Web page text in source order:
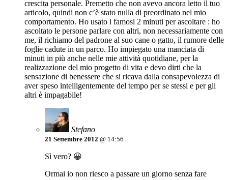
crescita personale. Premetto che non avevo ancora letto il tuo
articolo, quindi non c’è stato nulla di preordinato nel mio
comportamento. Ho usato i famosi 2 minuti per ascoltare : ho
ascoltato le persone parlare con altri, non necessariamente con
me, il richiamo del padrone al suo cane o gatto, il rumore delle
foglie cadute in un parco. Ho impiegato una manciata di
minuti in più anche nelle mie attività quotidiane, per la
realizzazione del mio progetto di vita e devo dirti che la
sensazione di benessere che si ricava dalla consapevolezza di
aver speso intelligentemente del tempo per se stessi e per gli
altri è impagabile!
Stefano
21 Settembre 2012 @ 14:56
Sì vero? 😀
Ormai io non riesco a passare un giorno senza fare